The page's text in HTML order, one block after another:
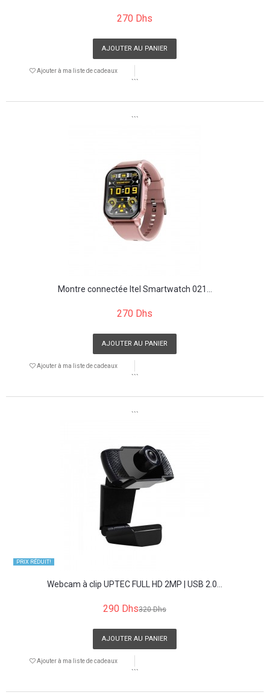
270 Dhs
AJOUTER AU PANIER
Ajouter à ma liste de cadeaux
```
```
Montre connectée Itel Smartwatch 021...
270 Dhs
AJOUTER AU PANIER
Ajouter à ma liste de cadeaux
```
```
Webcam à clip UPTEC FULL HD 2MP | USB 2.0...
290 Dhs320 Dhs
PRIX ​​RÉDUIT!
AJOUTER AU PANIER
Ajouter à ma liste de cadeaux
```